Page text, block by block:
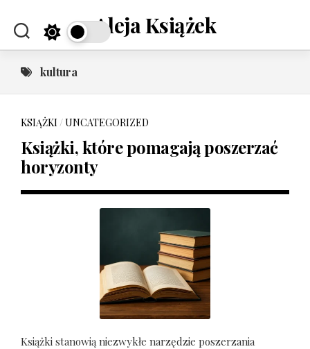
content
Aleja Książek
kultura
KSIĄŻKI /UNCATEGORIZED
Książki, które pomagają poszerzać
horyzonty
Książki stanowią niezwykłe narzędzie poszerzania